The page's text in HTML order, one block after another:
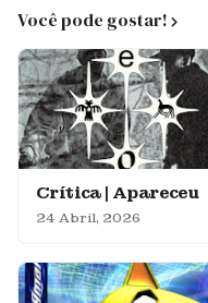
Você pode gostar!
Crítica | Apareceu
24 Abril, 2026